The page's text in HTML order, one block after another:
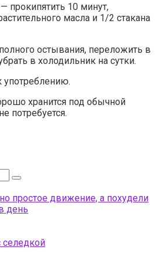
прокипятить 10 минут,
масла и 1/2 стакана
остывания, переложить в
в холодильник на сутки.
употреблению.
хранится под обычной
потребуется.
простое движение, а похудели
день
селедкой